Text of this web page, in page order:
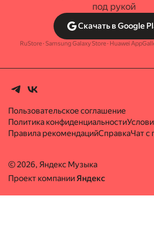
под рукой
Скачать в Google
RuStore· Samsung Galaxy Store· Huawei
Пользовательское соглашение
Политика конфиденциальности
Правила рекомендацийСправкаЧат с
© 2026, Яндекс Музыка
Проект компанииЯндекс